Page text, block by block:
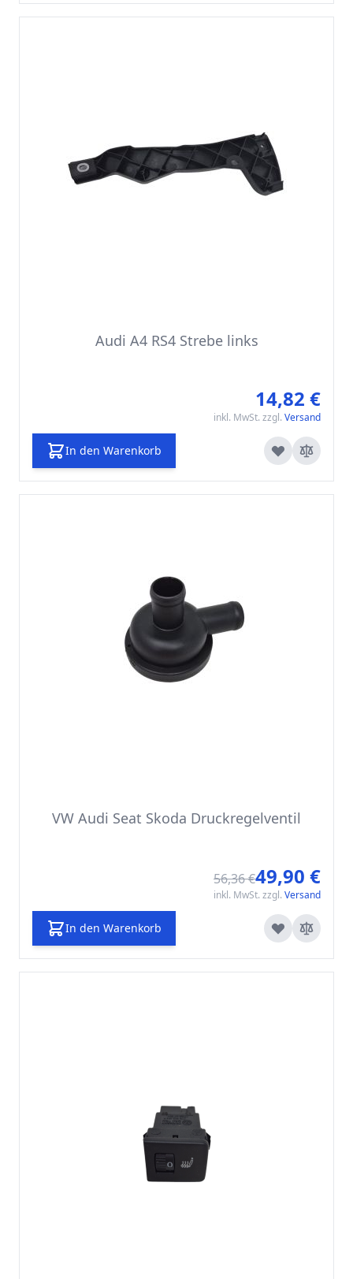
Audi A4 RS4 Strebe links
14,82 €
inkl. MwSt. zzgl. Versand
In den Warenkorb
VW Audi Seat Skoda Druckregelventil
49,90 €
56,36 €
inkl. MwSt. zzgl. Versand
In den Warenkorb